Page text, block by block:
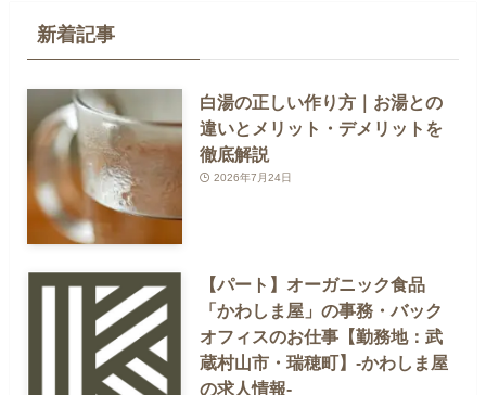
新着記事
白湯の正しい作り方｜お湯との
違いとメリット・デメリットを
徹底解説
2026年7月24日
【パート】オーガニック食品
「かわしま屋」の事務・バック
オフィスのお仕事【勤務地：武
蔵村山市・瑞穂町】-かわしま屋
の求人情報-